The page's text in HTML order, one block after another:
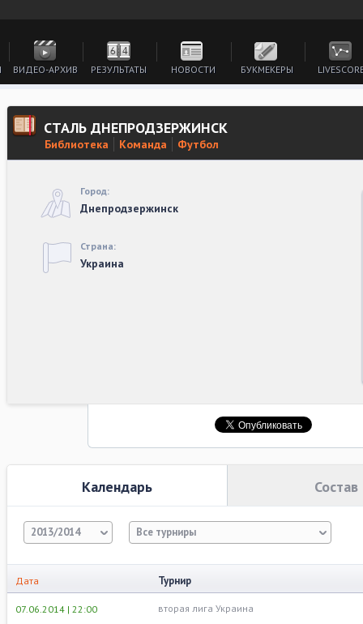
ВИДЕО-АРХИВ РЕЗУЛЬТАТЫ НОВОСТИ БУКМЕКЕРЫ
СТАЛЬ ДНЕПРОДЗЕРЖИНСК
Библиотека Команда Футбол
Город:
Днепродзержинск
Страна:
Украина
Календарь Состав
2013/2014 Все турниры
Дата Турнир
07.06.2014 | 22:00 вторая лига Украина